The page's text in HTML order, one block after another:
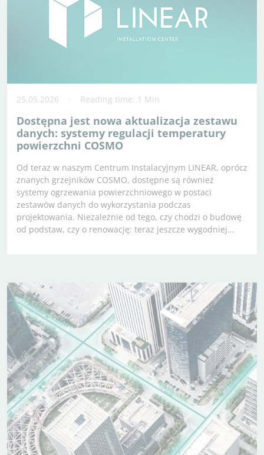
25.05.2026 Reading time: 1 Min
Dostępna jest nowa aktualizacja zestawu
danych: systemy regulacji temperatury
powierzchni COSMO
Od teraz w naszym Centrum Instalacyjnym LINEAR, oprócz
znanych grzejników COSMO, dostępne są również
systemy ogrzewania powierzchniowego w postaci
zestawów danych do wykorzystania podczas
projektowania. Niezależnie od tego, czy chodzi o budowę
od podstaw, czy o renowację: teraz jeszcze wygodniej…